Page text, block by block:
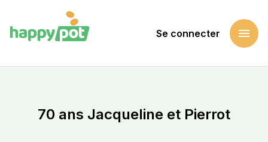
Se connecter menu
70 ans Jacqueline et Pierrot